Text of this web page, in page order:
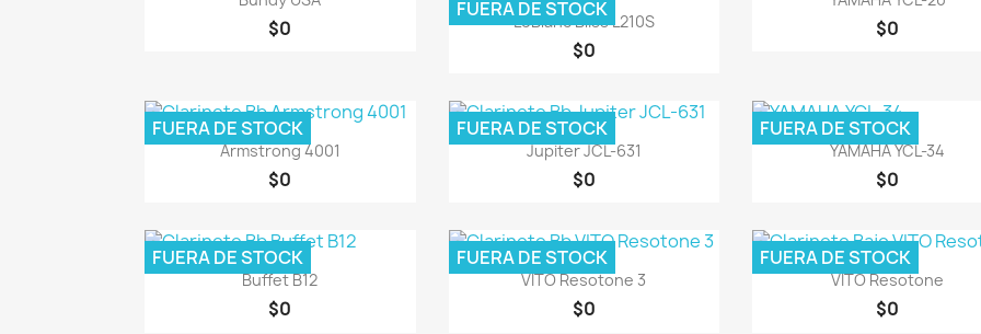
$0 Vista rápida
LeBlanc Bliss L210S
$0
FUERA DE STOCK
$0
Vista rápida
Armstrong 4001
$0
FUERA DE STOCK
Vista rápida
Jupiter JCL-631
$0
FUERA DE STOCK
Vista rápida
YAMAHA YCL-34
$0
FUERA DE STOCK
Vista rápida
Buffet B12
$0
FUERA DE STOCK
Vista rápida
VITO Resotone 3
$0
FUERA DE STOCK
Vista rápida
VITO Resotone
$0
FUERA DE STOCK